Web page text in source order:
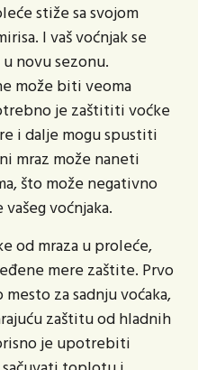
stiže sa svojom
I vaš voćnjak se
novu sezonu.
može biti veoma
je zaštititi voćke
i dalje mogu spustiti
mraz može naneti
što može negativno
voćnjaka.
od mraza u proleće,
mere zaštite. Prvo
za sadnju voćaka,
zaštitu od hladnih
je upotrebiti